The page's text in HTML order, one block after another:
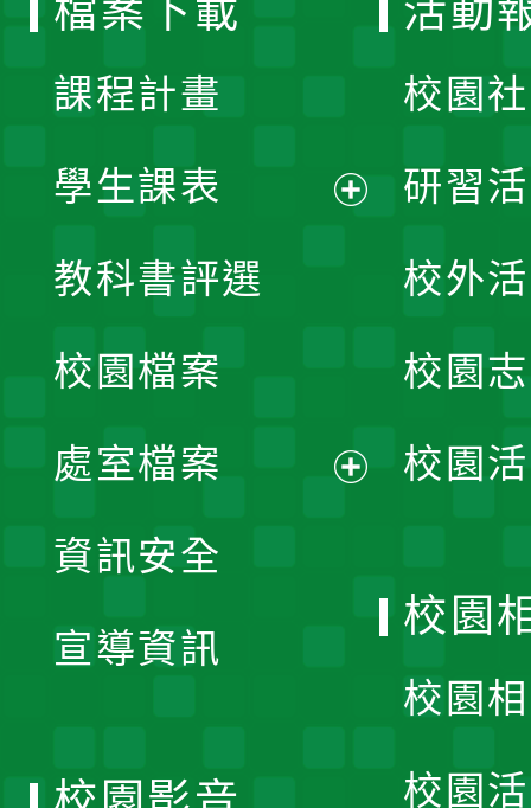
檔案下載
課程計畫
學生課表
單
教科書評選
校園檔案
處室檔案
資訊安全
宣導資訊
活動
校園
研習
校外
校園
校園
校園
校園
校園